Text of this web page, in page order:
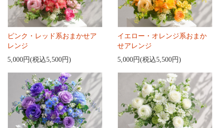
ピンク・レッド系おまかせア
レンジ
5,000円(税込5,500円)
イエロー・オレンジ系おまか
せアレンジ
5,000円(税込5,500円)